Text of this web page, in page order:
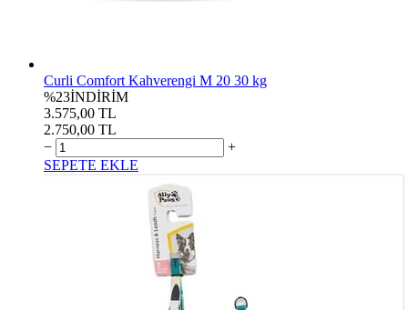
Curli Comfort Kahverengi M 20 30 kg
%23İNDİRİM
3.575,00 TL
2.750,00 TL
−
+
SEPETE EKLE